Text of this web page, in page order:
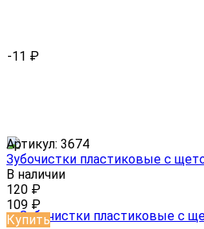
-11 ₽
Артикул: 3674
Зубочистки пластиковые с
В наличии
120 ₽
109 ₽
Купить